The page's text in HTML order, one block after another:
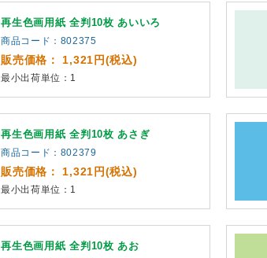
再生色画用紙 全判10枚 あいいろ
商品コード：802375
販売価格： 1,321円(税込)
最小出荷単位：1
再生色画用紙 全判10枚 あさぎ
商品コード：802379
販売価格： 1,321円(税込)
最小出荷単位：1
再生色画用紙 全判10枚 あお